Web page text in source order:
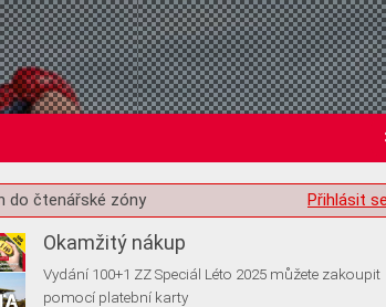
ukládáním volitelných informací Přihlásit
do čtenářské zóny
Okamžitý nákup
Vydání 100+1 ZZ Speciál Léto 2025 můžete zakoupit
pomocí platební karty